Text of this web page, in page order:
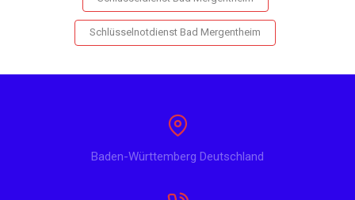
Schlüsselnotdienst Bad Mergentheim
Baden-Württemberg Deutschland